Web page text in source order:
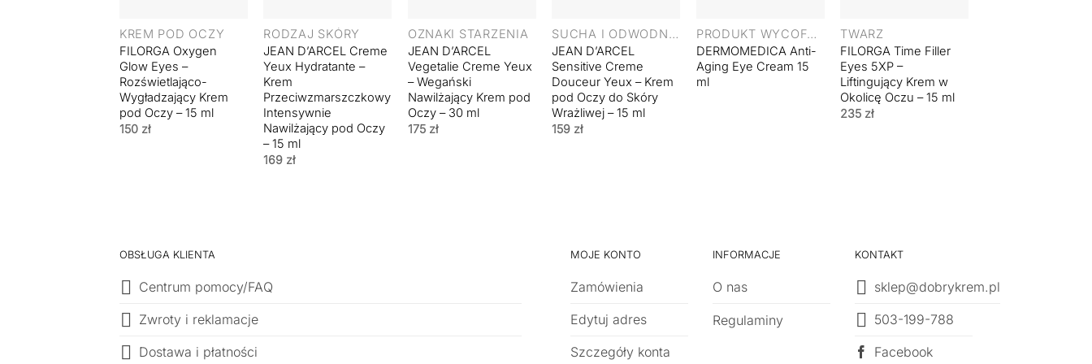
KREM POD OCZY
FILORGA Oxygen
Glow Eyes –
Rozświetlająco-
Wygładzający Krem
pod Oczy – 15 ml
150 zł
RODZAJ SKÓRY
JEAN D’ARCEL Creme
Yeux Hydratante –
Krem
Przeciwzmarszczkowy
Intensywnie
Nawilżający pod Oczy
– 15 ml
169 zł
OZNAKI STARZENIA
JEAN D’ARCEL
Vegetalie Creme Yeux
– Wegański
Nawilżający Krem pod
Oczy – 30 ml
175 zł
SUCHA I ODWODNIONA
JEAN D’ARCEL
Sensitive Creme
Douceur Yeux – Krem
pod Oczy do Skóry
Wrażliwej – 15 ml
159 zł
PRODUKT WYCOFANY
DERMOMEDICA Anti-
Aging Eye Cream 15
ml
TWARZ
FILORGA Time Filler
Eyes 5XP –
Liftingujący Krem w
Okolicę Oczu – 15 ml
235 zł
OBSŁUGA KLIENTA
Centrum pomocy/FAQ
Zwroty i reklamacje
Dostawa i płatności
MOJE KONTO
Zamówienia
Edytuj adres
Szczegóły konta
INFORMACJE
O nas
Regulaminy
KONTAKT
sklep@dobrykrem.pl
503-199-788
Facebook